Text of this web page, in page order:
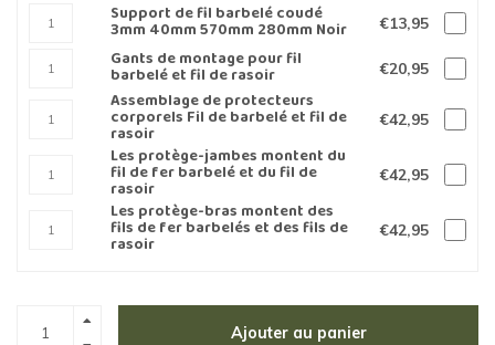
Support de fil barbelé coudé
3mm 40mm 570mm 280mm Noir €13,95
Gants de montage pour fil
barbelé et fil de rasoir €20,95
Assemblage de protecteurs
corporels Fil de barbelé et fil de
rasoir
€42,95
Les protège-jambes montent du
fil de fer barbelé et du fil de
rasoir
€42,95
Les protège-bras montent des
fils de fer barbelés et des fils de
rasoir
€42,95
Ajouter au panier